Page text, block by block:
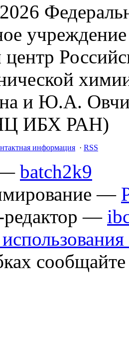
и Ю.А.
ИБХ РАН)
информация · RSS
batch2k9
—
редактор —